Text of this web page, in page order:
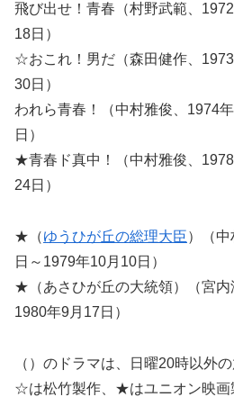
飛び出せ！青春（村野武範、
18日）
☆おこれ！男だ（森田健作、
30日）
われら青春！（中村雅俊、1974
日）
★青春ド真中！（中村雅俊、
24日）
★（ゆうひが丘の総理大臣）（
日～1979年10月10日）
★（あさひが丘の大統領）（宮内
1980年9月17日）
（）のドラマは、日曜20時以外
☆は松竹製作、★はユニオン映画